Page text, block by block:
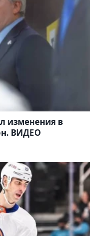
изменения в
ВИДЕО